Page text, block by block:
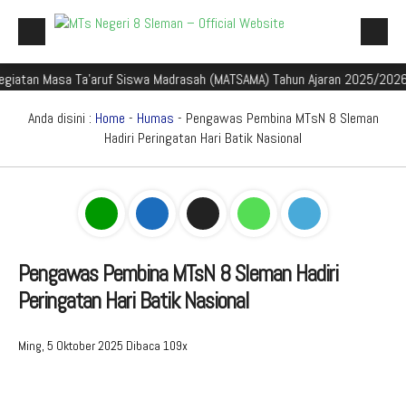
Beranda
Profil Madrasah
Aplikasi Madrasah
PMBM
Perpustakaan Madyadesta
Ta'aruf Siswa Madrasah (MATSAMA) Tahun Ajaran 2025/2026
Anda disini : Home - Humas - Pengawas Pembina MTsN 8 Sleman
Hadiri Peringatan Hari Batik Nasional
Pengawas Pembina MTsN 8 Sleman Hadiri
Peringatan Hari Batik Nasional
Ming, 5 Oktober 2025 Dibaca 109x